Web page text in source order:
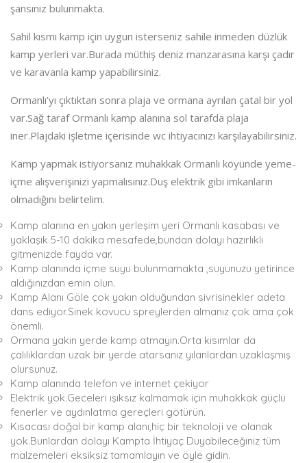
şansınız bulunmakta.
Sahil kısmı kamp için uygun isterseniz sahile inmeden düzlük
kamp yerleri var.Burada müthiş deniz manzarasına karşı çadır
ve karavanla kamp yapabilirsiniz.
Ormanlı’yı çıktıktan sonra plaja ve ormana ayrılan çatal bir yol
var.Sağ taraf Ormanlı kamp alanına sol tarafda plaja
iner.Plajdaki işletme içerisinde wc ihtiyacınızı karşılayabilirsiniz.
Kamp yapmak istiyorsanız muhakkak Ormanlı köyünde yeme-
içme alışverişinizi yapmalısınız.Duş elektrik gibi imkanların
olmadığını belirtelim.
Kamp alanına en yakın yerleşim yeri Ormanlı kasabası ve
yaklaşık 5-10 dakika mesafede,bundan dolayı hazırlıklı
gitmenizde fayda var.
Kamp alanında içme suyu bulunmamakta ,suyunuzu yetirince
aldığınızdan emin olun.
Kamp Alanı Göle çok yakın olduğundan sivrisinekler adeta
dans ediyor.Sinek kovucu spreylerden almanız çok ama çok
önemli.
Ormana yakın yerde kamp atmayın.Orta kısımlar da
çalılıklardan uzak bir yerde atarsanız yılanlardan uzaklaşmış
olursunuz.
Kamp alanında telefon ve internet çekiyor
Elektrik yok.Geceleri ışıksız kalmamak için muhakkak güçlü
fenerler ve aydınlatma gereçleri götürün.
Kısacası doğal bir kamp alanı,hiç bir teknoloji ve olanak
yok.Bunlardan dolayı Kampta İhtiyaç Duyabileceğiniz tüm
malzemeleri eksiksiz tamamlayın ve öyle gidin.